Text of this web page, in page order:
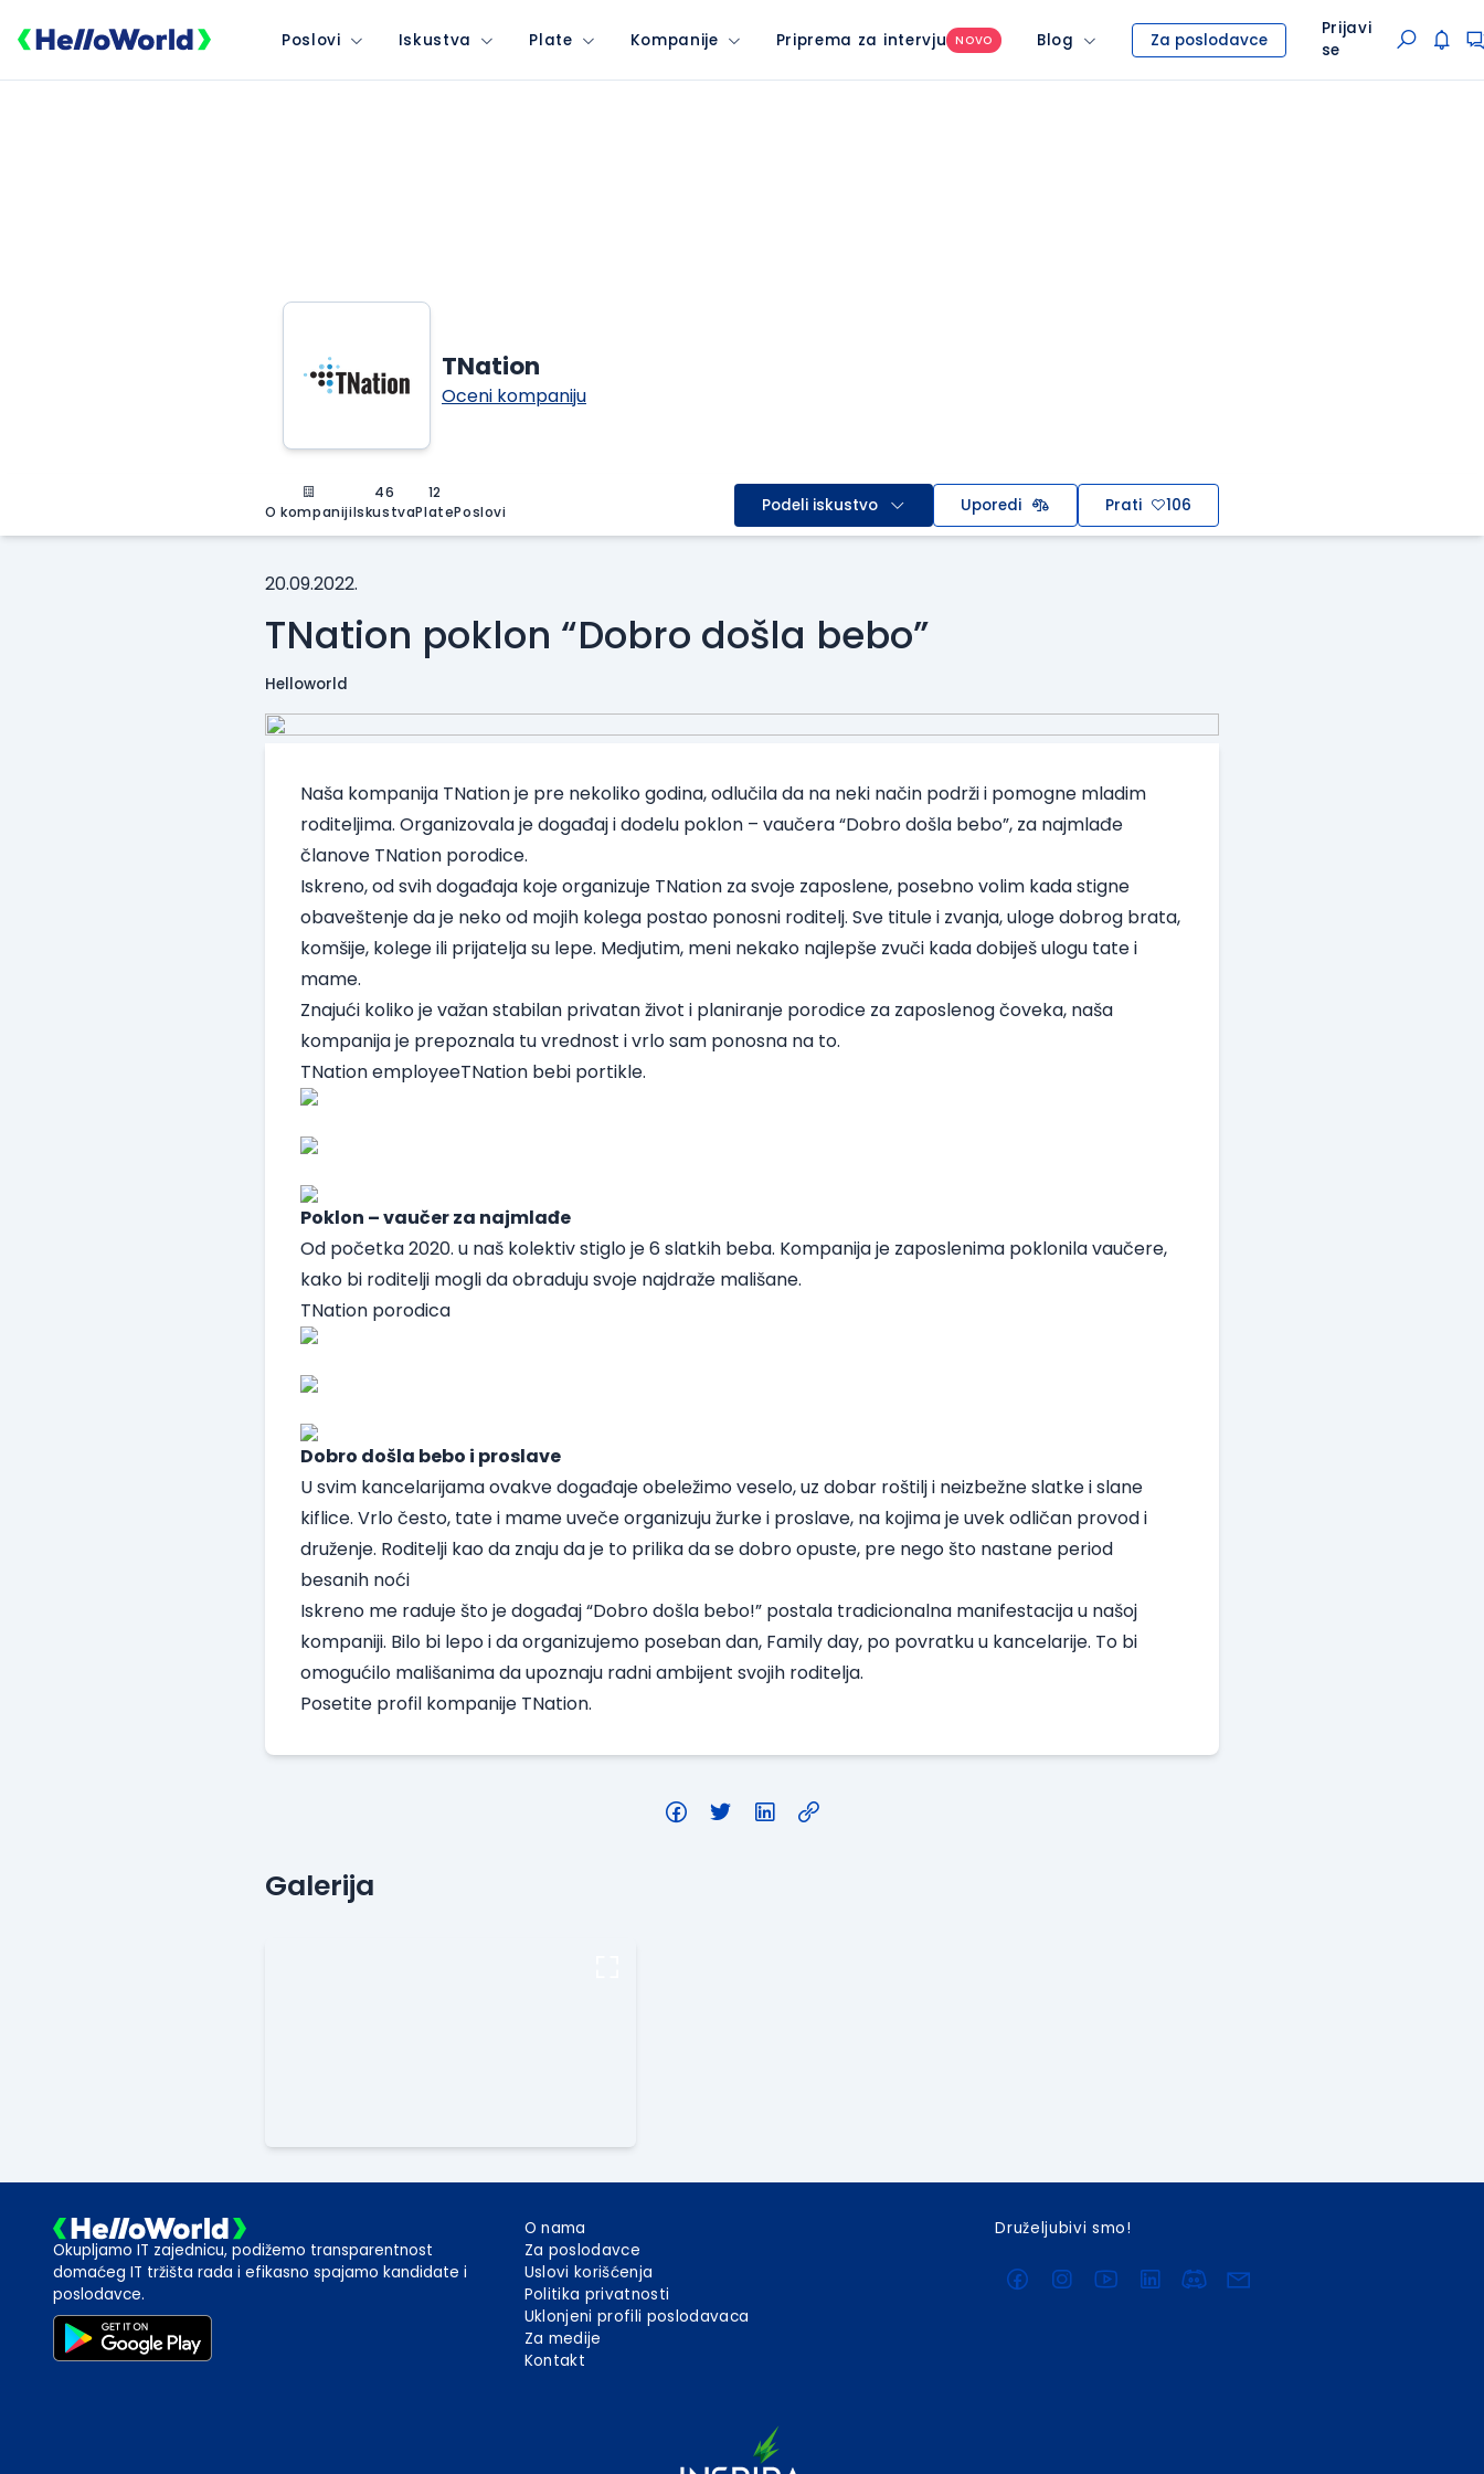
Poslovi Iskustva Plate Kompanije Priprema za intervju NOVO Blog Za poslodavce
Prijavi
se
TNation
Oceni kompaniju
O kompaniji
46
Iskustva
12
PlatePoslovi Podeli iskustvo Uporedi Prati 106
20.09.2022.
TNation poklon “Dobro došla bebo”
Helloworld
Naša kompanija TNationje pre nekoliko godina, odlučila da na neki način podrži i pomogne mladim
roditeljima. Organizovala je događaj i dodelu poklon – vaučera “Dobro došla bebo”, za najmlađe
članove TNation porodice.
Iskreno, od svih događaja koje organizuje TNation za svoje zaposlene, posebno volim kada stigne
obaveštenje da je neko od mojih kolega postao ponosni roditelj. Sve titule i zvanja, uloge dobrog brata,
komšije, kolege ili prijatelja su lepe. Medjutim, meni nekako najlepše zvuči kada dobiješ ulogu tate i
mame.
Znajući koliko je važan stabilan privatan život i planiranje porodice za zaposlenog čoveka, naša
kompanija je prepoznala tu vrednost i vrlo sam ponosna na to.
TNation employeeTNation bebi portikle.
Poklon – vaučer za najmlađe
Od početka 2020. u naš kolektiv stiglo je 6 slatkih beba. Kompanija je zaposlenima poklonila vaučere,
kako bi roditelji mogli da obraduju svoje najdraže mališane.
TNation porodica
Dobro došla bebo i proslave
U svim kancelarijama ovakve događaje obeležimo veselo, uz dobar roštilj i neizbežne slatke i slane
kiflice. Vrlo često, tate i mame uveče organizuju žurke i proslave, na kojima je uvek odličan provod i
druženje. Roditelji kao da znaju da je to prilika da se dobro opuste, pre nego što nastane period
besanih noći
Iskreno me raduje što je događaj “Dobro došla bebo!” postala tradicionalna manifestacija u našoj
kompaniji. Bilo bi lepo i da organizujemo poseban dan, Family day, po povratku u kancelarije. To bi
omogućilo mališanima da upoznaju radni ambijent svojih roditelja.
Posetite profil kompanije TNation.
Galerija
Okupljamo IT zajednicu, podižemo transparentnost
domaćeg IT tržišta rada i efikasno spajamo kandidate i
poslodavce.
O nama
Za poslodavce
Uslovi korišćenja
Politika privatnosti
Uklonjeni profili poslodavaca
Za medije
Kontakt
Druželjubivi smo!